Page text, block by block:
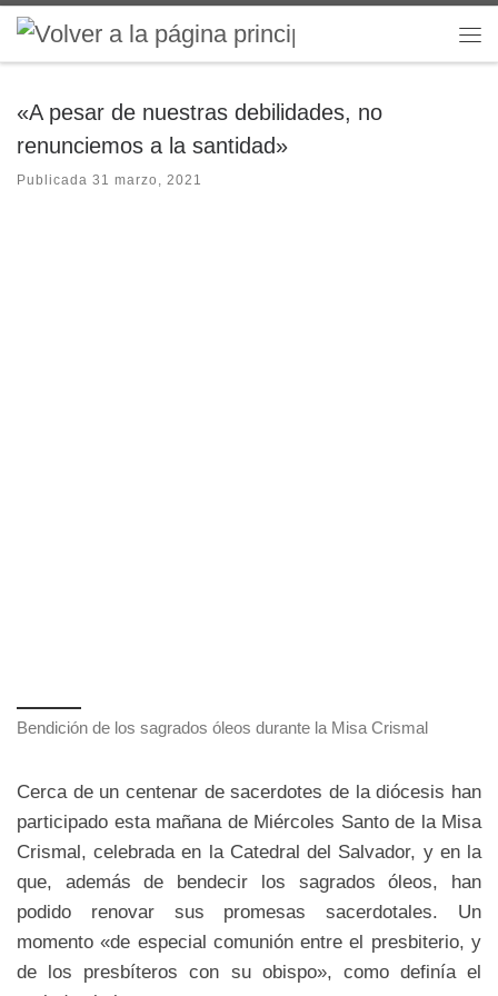
Saltar al contenido
«A pesar de nuestras debilidades, no
renunciemos a la santidad»
Publicada 31 marzo, 2021
Bendición de los sagrados óleos durante la Misa Crismal
Cerca de un centenar de sacerdotes de la diócesis han
participado esta mañana de Miércoles Santo de la Misa
Crismal, celebrada en la Catedral del Salvador, y en la
que, además de bendecir los sagrados óleos, han
podido renovar sus promesas sacerdotales. Un
momento «de especial comunión entre el presbiterio, y
de los presbíteros con su obispo», como definía el